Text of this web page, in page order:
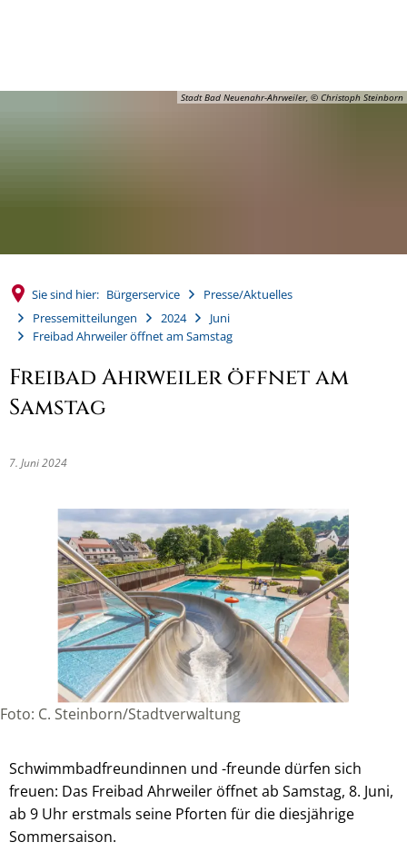
Stadt Bad Neuenahr-Ahrweiler, © Christoph Steinborn
Sie sind hier: Bürgerservice
Presse/Aktuelles
Pressemitteilungen
2024
Juni
Freibad Ahrweiler öffnet am Samstag
Freibad Ahrweiler öffnet am
Samstag
7. Juni 2024
Foto: C. Steinborn/Stadtverwaltung
Schwimmbadfreundinnen und -freunde dürfen sich
freuen: Das Freibad Ahrweiler öffnet ab Samstag, 8. Juni,
ab 9 Uhr erstmals seine Pforten für die diesjährige
Sommersaison.